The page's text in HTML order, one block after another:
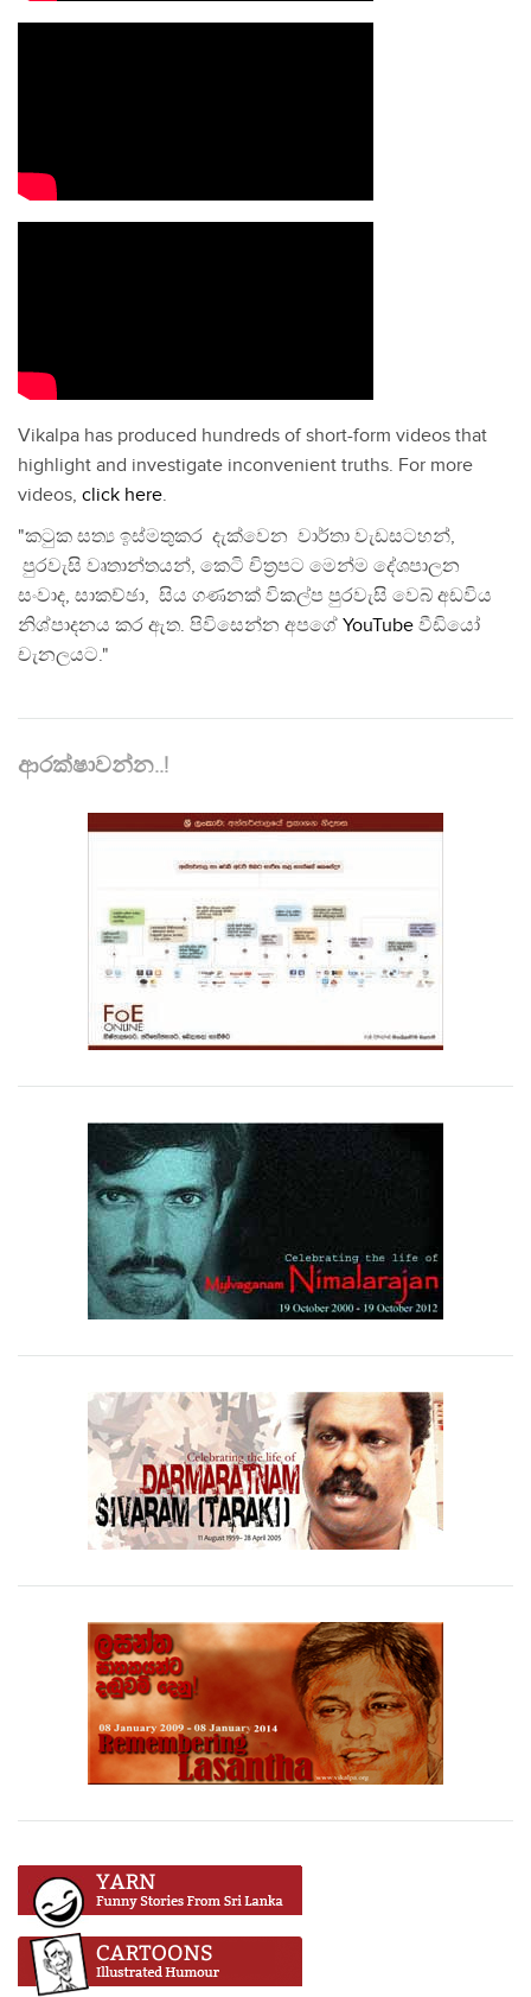
Vikalpa has produced hundreds of short-form videos that
highlight and investigate inconvenient truths. For more
videos, click here.
"කටුක සත්‍ය ඉස්මතුකර දැක්වෙන වාර්තා වැඩසටහන්,
පුරවැසි වෘතාන්තයන්, කෙටි චිත්‍රපට මෙන්ම දේශපාලන
සංවාද, සාකච්ඡා, සිය ගණනක් විකල්ප පුරවැසි වෙබ් අඩවිය
නිශ්පාදනය කර ඇත. පිවිසෙන්න අපගේ YouTube වීඩියෝ
චැනලයට."
ආරක්ෂාවන්න..!